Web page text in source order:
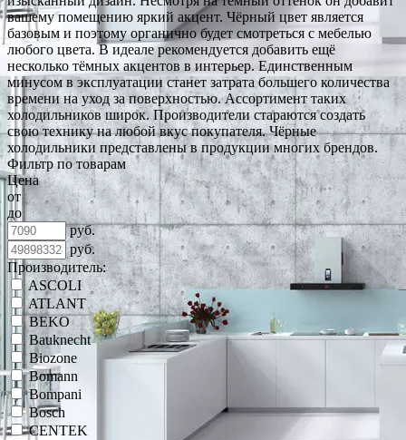
вашему помещению яркий акцент. Чёрный цвет является
базовым и поэтому органично будет смотреться с мебелью
любого цвета. В идеале рекомендуется добавить ещё
несколько тёмных акцентов в интерьер. Единственным
минусом в эксплуатации станет затрата большего количества
времени на уход за поверхностью. Ассортимент таких
холодильников широк. Производители стараются создать
свою технику на любой вкус покупателя. Чёрные
холодильники представлены в продукции многих брендов.
Фильтр по товарам
Цена
от
до
руб.
руб.
Производитель:
ASCOLI
ATLANT
BEKO
Bauknecht
Biozone
Bomann
Bompani
Bosch
CENTEK